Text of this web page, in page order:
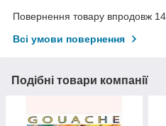
Повернення товару впродовж
Всі умови повернення
Подібні товари компанії